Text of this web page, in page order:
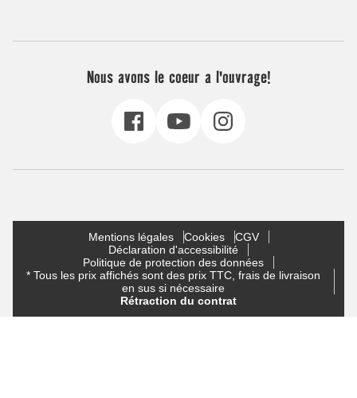
Nous avons le coeur a l'ouvrage!
Mentions légales Cookies
CGV
Déclaration d'accessibilité
Politique de protection des données
* Tous les prix affichés sont des prix TTC, frais de livraison
en sus si nécessaire
Rétraction du contrat